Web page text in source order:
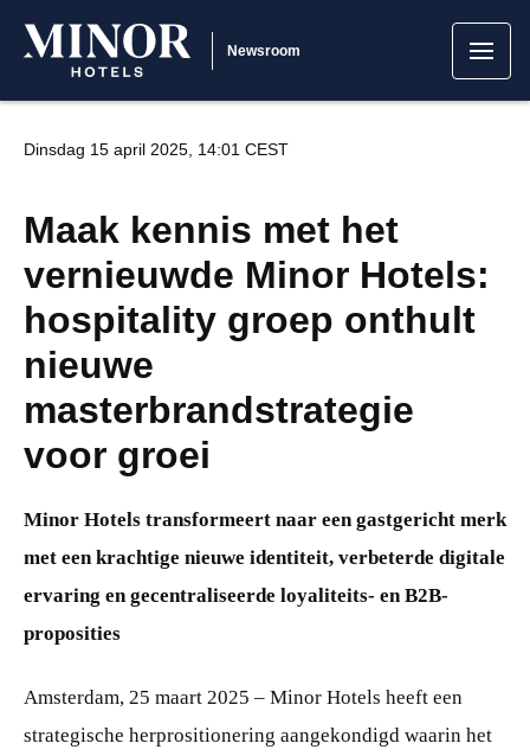
Newsroom
Dinsdag 15 april 2025, 14:01 CEST
Maak kennis met het
vernieuwde Minor Hotels:
hospitality groep onthult
nieuwe
masterbrandstrategie
voor groei
Minor Hotels transformeert naar een gastgericht merk
met een krachtige nieuwe identiteit, verbeterde digitale
ervaring en gecentraliseerde loyaliteits- en B2B-
proposities
Amsterdam, 25 maart 2025 – Minor Hotels heeft een
strategische herprositionering aangekondigd waarin het